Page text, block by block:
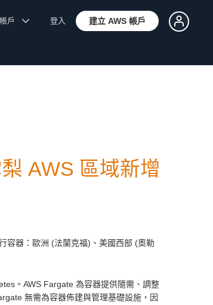
帳戶 登入 建立 AWS 帳戶
AWS 區域新增
容器：歐洲 (法蘭克福)、美國西部 (奧勒
。AWS Fargate 為容器提供隨需、調整
無需為容器佈建與管理基礎設施，因